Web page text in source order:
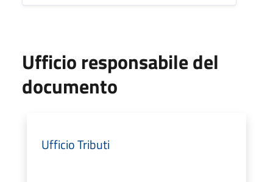
Ufficio responsabile del
documento
Ufficio Tributi